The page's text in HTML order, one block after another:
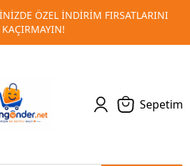
VE MATBAA
TESLIMAT!
1 2
Sepetim